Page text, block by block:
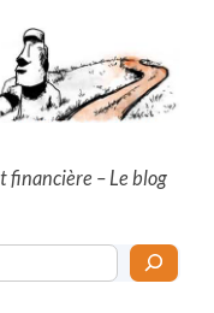
financière – Le blog